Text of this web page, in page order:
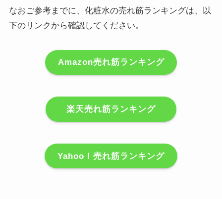
なおご参考までに、化粧水の売れ筋ランキングは、以
下のリンクから確認してください。
Amazon売れ筋ランキング
楽天売れ筋ランキング
Yahoo！売れ筋ランキング